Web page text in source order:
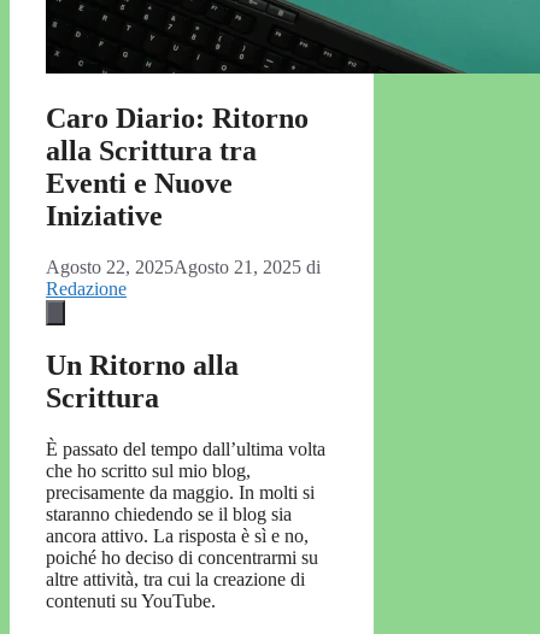
Caro Diario: Ritorno
alla Scrittura tra
Eventi e Nuove
Iniziative
Agosto 22, 2025Agosto 21, 2025 di
Redazione
Un Ritorno alla
Scrittura
È passato del tempo dall’ultima volta
che ho scritto sul mio blog,
precisamente da maggio. In molti si
staranno chiedendo se il blog sia
ancora attivo. La risposta è sì e no,
poiché ho deciso di concentrarmi su
altre attività, tra cui la creazione di
contenuti su YouTube.